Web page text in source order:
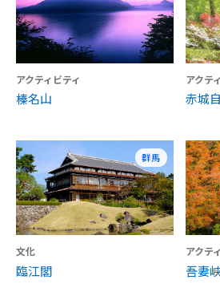
アクティビティ
榛名山
アクテ
赤城
群馬
文化
臨江閣
アクテ
吾妻